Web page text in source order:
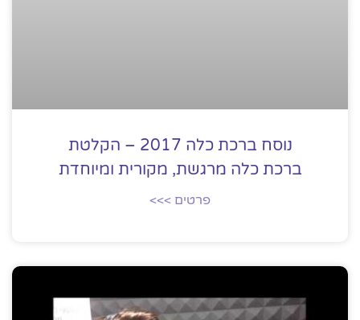
נוסח ברכת כלה 2017 – הקלטת
ברכת כלה מרגשת, מקורית ומיוחדת
פרטים >>>